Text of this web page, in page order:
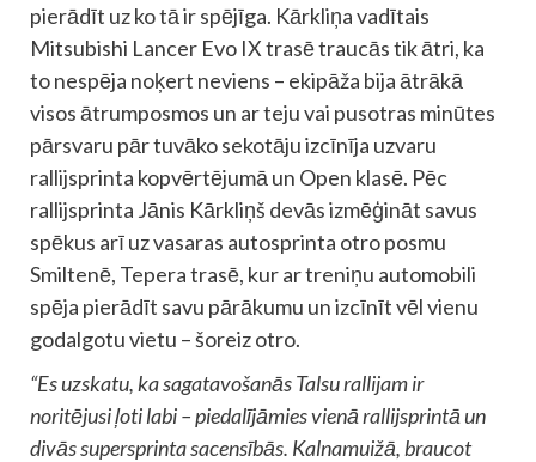
pierādīt uz ko tā ir spējīga. Kārkliņa vadītais
Mitsubishi Lancer Evo IX trasē traucās tik ātri, ka
to nespēja noķert neviens – ekipāža bija ātrākā
visos ātrumposmos un ar teju vai pusotras minūtes
pārsvaru pār tuvāko sekotāju izcīnīja uzvaru
rallijsprinta kopvērtējumā un Open klasē. Pēc
rallijsprinta Jānis Kārkliņš devās izmēģināt savus
spēkus arī uz vasaras autosprinta otro posmu
Smiltenē, Tepera trasē, kur ar treniņu automobili
spēja pierādīt savu pārākumu un izcīnīt vēl vienu
godalgotu vietu – šoreiz otro.
“Es uzskatu, ka sagatavošanās Talsu rallijam ir
noritējusi ļoti labi – piedalījāmies vienā rallijsprintā un
divās supersprinta sacensībās. Kalnamuižā, braucot